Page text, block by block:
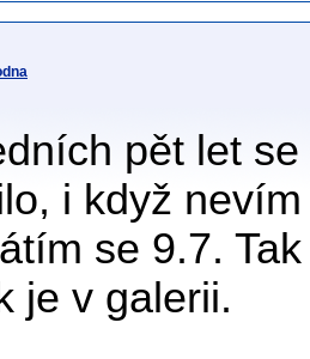
pět let
i když
se 9.7.
je v galerii.